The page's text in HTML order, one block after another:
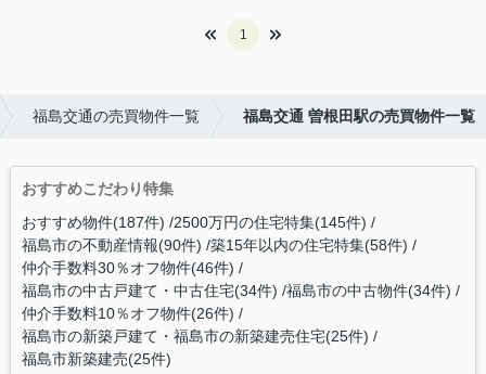
1
福島交通の売買物件一覧 福島交通 曽根田駅の売買物件一覧
おすすめこだわり特集
おすすめ物件(187件) 2500万円の住宅特集(145件)
福島市の不動産情報(90件) 築15年以内の住宅特集(58件)
仲介手数料30％オフ物件(46件)
福島市の中古戸建て・中古住宅(34件) 福島市の中古物件(34件)
仲介手数料10％オフ物件(26件)
福島市の新築戸建て・福島市の新築建売住宅(25件)
福島市新築建売(25件)